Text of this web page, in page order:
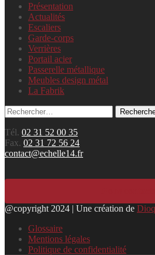
Présentation
Actualités
Escaliers
Garde-corps
Verrières
Portail acier
Passerelle métallique
Meubles design métal
La Fabrik
Rechercher :
Tél. 02 31 52 00 35
Fax. 02 31 72 56 24
contact@echelle14.fr
@copyright 2024 | Une création de
Glossaire
Mentions légales
Politique de confidentialité